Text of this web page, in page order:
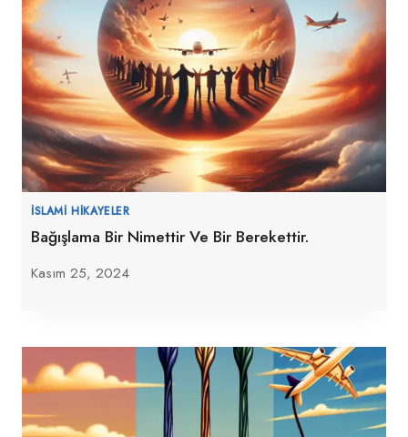
İSLAMI HIKAYELER
Bağışlama Bir Nimettir Ve Bir Berekettir.
Kasım 25, 2024